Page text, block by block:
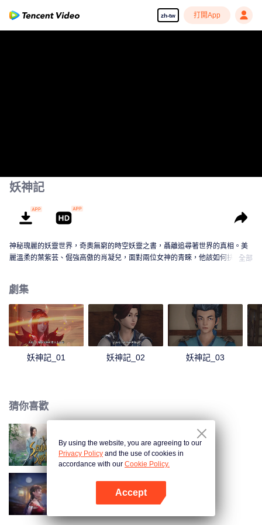
zh-tw 打開App
妖神記
神秘瑰麗的妖靈世界，奇奧無窮的時空妖靈之書，聶離追尋著世界的真相。美
麗溫柔的葉紫芸、倔強高傲的肖凝兒，面對兩位女神的青睞，他該如何抉擇？
全部
劇集
妖神記_01 妖神記_02 妖神記_03
猜你喜歡
穿書自救指南
長安幻街
By using the website, you are agreeing to our
Privacy Policy and the use of cookies in
accordance with our Cookie Policy.
Accept